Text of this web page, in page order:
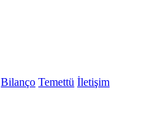
Bilanço Temettü İletişim